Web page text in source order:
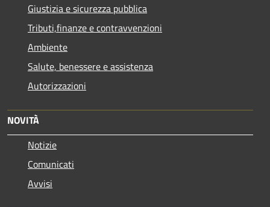
Giustizia e sicurezza pubblica
Tributi,finanze e contravvenzioni
Ambiente
Salute, benessere e assistenza
Autorizzazioni
NOVITÀ
Notizie
Comunicati
Avvisi